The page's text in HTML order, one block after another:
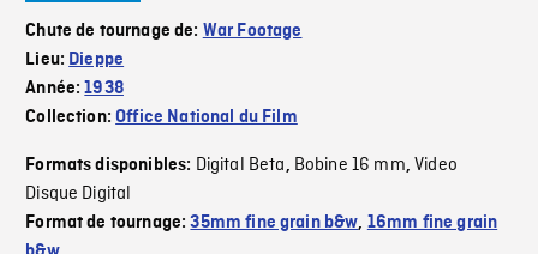
Chute de tournage de: War Footage
Lieu: Dieppe
Année:1938
Collection:Office National du Film
Formats disponibles: Digital Beta, Bobine 16 mm,Video
Disque Digital
Format de tournage:35mm fine grain b&w, 16mm fine grain